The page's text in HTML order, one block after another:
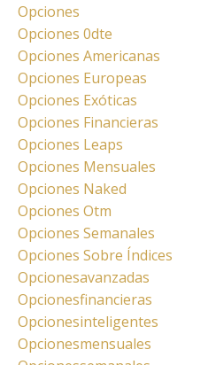
Opciones
Opciones 0dte
Opciones Americanas
Opciones Europeas
Opciones Exóticas
Opciones Financieras
Opciones Leaps
Opciones Mensuales
Opciones Naked
Opciones Otm
Opciones Semanales
Opciones Sobre Índices
Opcionesavanzadas
Opcionesfinancieras
Opcionesinteligentes
Opcionesmensuales